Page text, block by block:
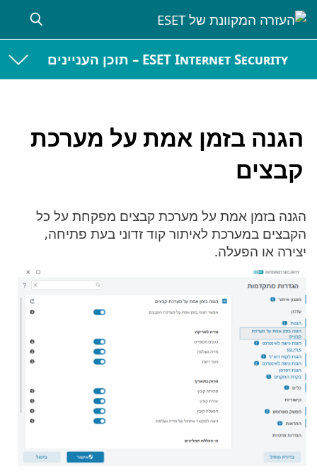
ESET Internet Security – תוכן העניינים
הגנה בזמן אמת על מערכת
קבצים
הגנה בזמן אמת על מערכת קבצים מפקחת על כל
הקבצים במערכת לאיתור קוד זדוני בעת פתיחה,
יצירה או הפעלה.